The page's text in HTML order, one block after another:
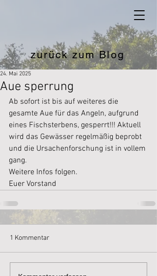
zurück zum Blog
Aue sperrung
24. Mai 2025
Ab sofort ist bis auf weiteres die
gesamte Aue für das Angeln, aufgrund
eines Fischsterbens, gesperrt!!! Aktuell
wird das Gewässer regelmäßig beprobt
und die Ursachenforschung ist in vollem
gang.
Weitere Infos folgen.
Euer Vorstand
1 Kommentar